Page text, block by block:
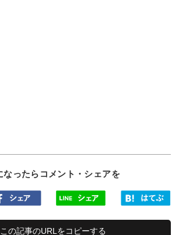
なったらコメント・シェアを
の記事のURLをコピーする